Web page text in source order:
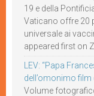
19 e della
Vaticano offre 20
universale ai
appeared first on
LEV: “Papa
dell’omonimo film
Volume